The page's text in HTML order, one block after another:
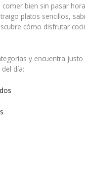
comer bien sin pasar
traigo platos sencillos,
cómo disfrutar
y encuentra
día: